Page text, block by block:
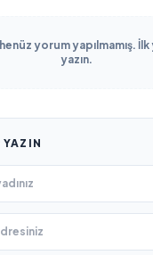
yorum yapılmamış.
yazın.
YAZIN